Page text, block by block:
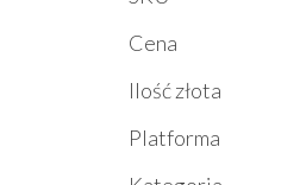
Cena
Ilość złota
Platforma